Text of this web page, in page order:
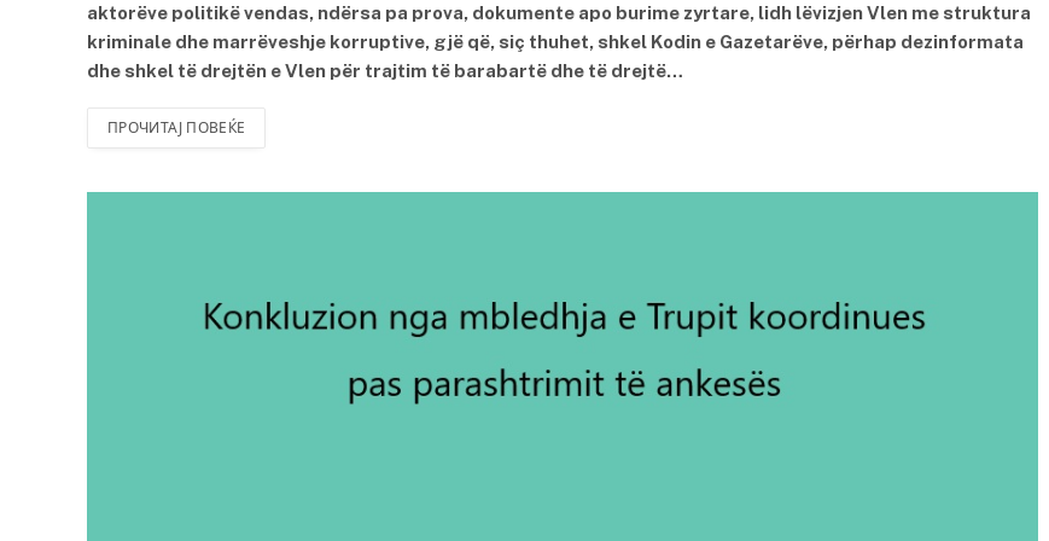
aktorëve politikë vendas, ndërsa pa prova, dokumente apo burime zyrtare, lidh lëvizjen Vlen me struktura
kriminale dhe marrëveshje korruptive, gjë që, siç thuhet, shkel Kodin e Gazetarëve, përhap dezinformata
dhe shkel të drejtën e Vlen për trajtim të barabartë dhe të drejtë…
ПРОЧИТАЈ ПОВЕЌЕ